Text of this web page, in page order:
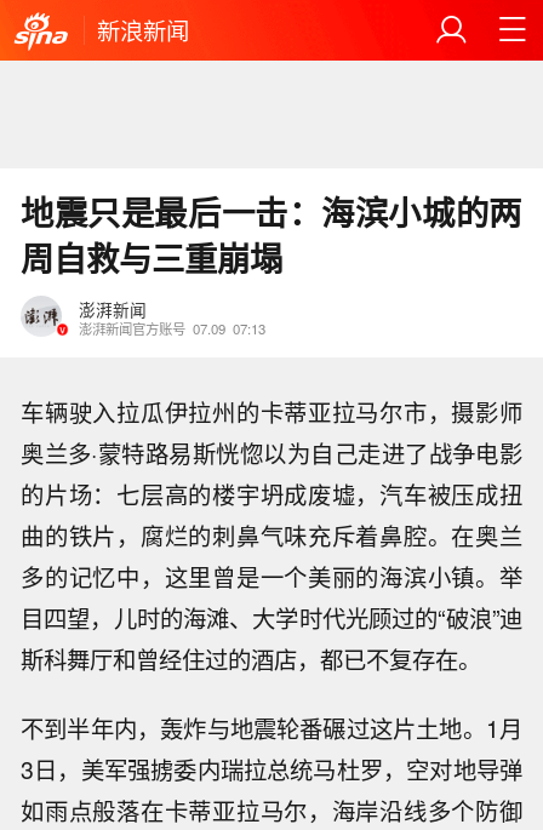
新浪新闻
地震只是最后一击：海滨小城的两
周自救与三重崩塌
澎湃新闻
澎湃新闻官方账号 07.09 07:13
车辆驶入拉瓜伊拉州的卡蒂亚拉马尔市，摄影师
奥兰多·蒙特路易斯恍惚以为自己走进了战争电影
的片场：七层高的楼宇坍成废墟，汽车被压成扭
曲的铁片，腐烂的刺鼻气味充斥着鼻腔。在奥兰
多的记忆中，这里曾是一个美丽的海滨小镇。举
目四望，儿时的海滩、大学时代光顾过的“破浪”迪
斯科舞厅和曾经住过的酒店，都已不复存在。
不到半年内，轰炸与地震轮番碾过这片土地。1月
3日，美军强掳委内瑞拉总统马杜罗，空对地导弹
如雨点般落在卡蒂亚拉马尔，海岸沿线多个防御